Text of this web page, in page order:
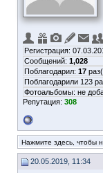
Регистрация:
Сообщений: 1,028
Поблагодарил: 17
Поблагодарили 123
Фотоальбомы: не
Репутация: 308
Нажмите здесь, чтобы
20.05.2019, 11:34